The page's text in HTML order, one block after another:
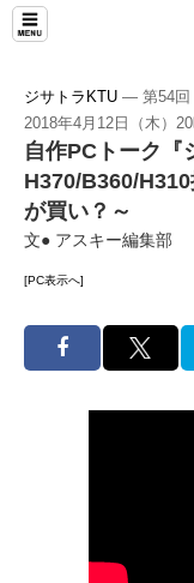
ジサトラKTU ― 第54回
2018年4月12日（木）
自作PCトーク『
H370/B360/
が買い？～
文● アスキー編集部
[PC表示へ]